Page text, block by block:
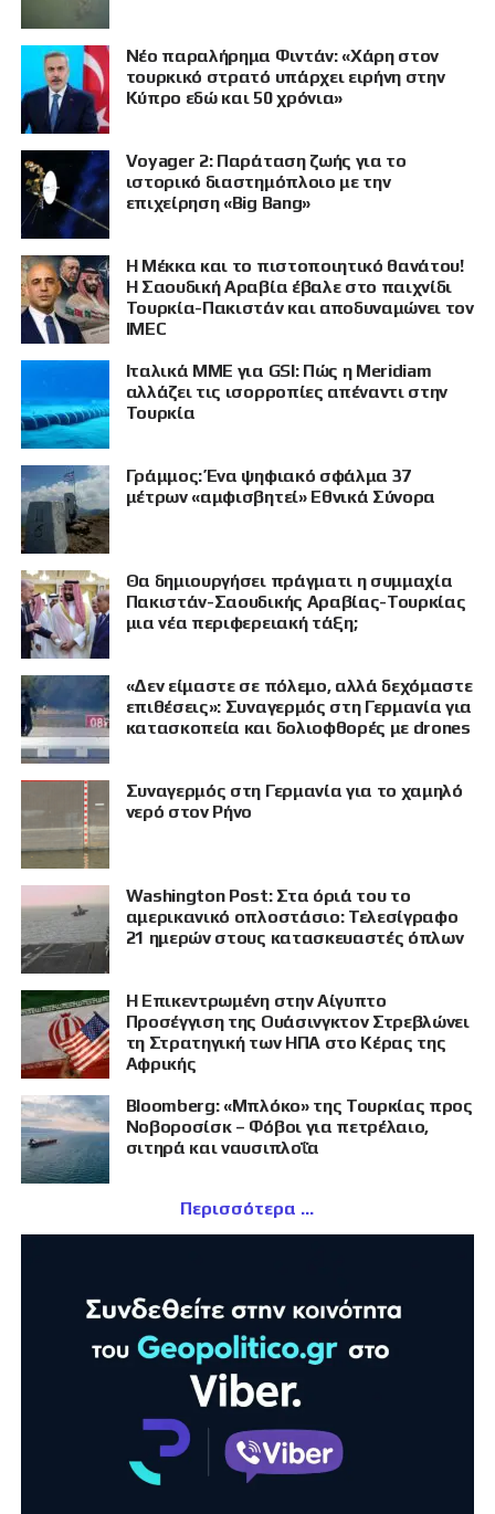
ΠΡΟΒΟΛΗ
Νέο παραλήρημα Φιντάν: «Χάρη στον
τουρκικό στρατό υπάρχει ειρήνη στην
Κύπρο εδώ και 50 χρόνια»
Voyager 2: Παράταση ζωής για το
ιστορικό διαστημόπλοιο με την
επιχείρηση «Big Bang»
Η Μέκκα και το πιστοποιητικό θανάτου!
Η Σαουδική Αραβία έβαλε στο παιχνίδι
Τουρκία-Πακιστάν και αποδυναμώνει τον
IMEC
Ιταλικά ΜΜΕ για GSI: Πώς η Meridiam
αλλάζει τις ισορροπίες απέναντι στην
Τουρκία
Γράμμος: Ένα ψηφιακό σφάλμα 37
μέτρων «αμφισβητεί» Εθνικά Σύνορα
Θα δημιουργήσει πράγματι η συμμαχία
Πακιστάν-Σαουδικής Αραβίας-Τουρκίας
μια νέα περιφερειακή τάξη;
«Δεν είμαστε σε πόλεμο, αλλά δεχόμαστε
επιθέσεις»: Συναγερμός στη Γερμανία για
κατασκοπεία και δολιοφθορές με drones
Συναγερμός στη Γερμανία για το χαμηλό
νερό στον Ρήνο
Washington Post: Στα όριά του το
αμερικανικό οπλοστάσιο: Τελεσίγραφο
21 ημερών στους κατασκευαστές όπλων
Η Επικεντρωμένη στην Αίγυπτο
Προσέγγιση της Ουάσινγκτον Στρεβλώνει
τη Στρατηγική των ΗΠΑ στο Κέρας της
Αφρικής
Bloomberg: «Μπλόκο» της Τουρκίας προς
Νοβοροσίσκ – Φόβοι για πετρέλαιο,
σιτηρά και ναυσιπλοΐα
Περισσότερα